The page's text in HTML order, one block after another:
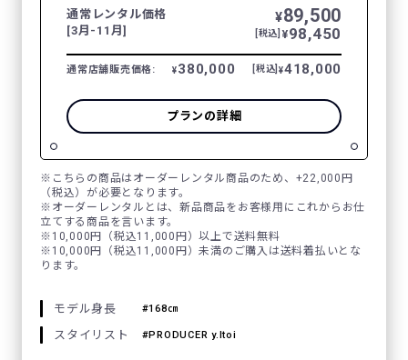
通常レンタル価格
[3月-11月]
¥89,500
[税込] ¥98,450
通常店舗販売価格: ¥380,000 [税込] ¥418,000
プランの詳細
※こちらの商品はオーダーレンタル商品のため、+22,000円
（税込）が必要となります。
※オーダーレンタルとは、新品商品をお客様用にこれからお仕
立てする商品を言います。
※10,000円（税込11,000円）以上で送料無料
※10,000円（税込11,000円）未満のご購入は送料着払いとな
ります。
モデル身長 168㎝
スタイリスト PRODUCER y.Itoi